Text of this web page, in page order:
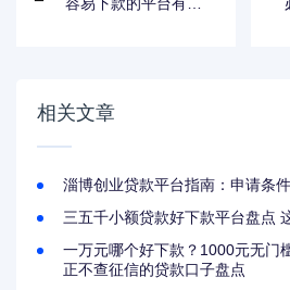
相关文章
淄博创业贷款平台指南：申请条
三五千小额贷款好下款平台盘点
一万元哪个好下款？1000元无门
正不查征信的贷款口子盘点